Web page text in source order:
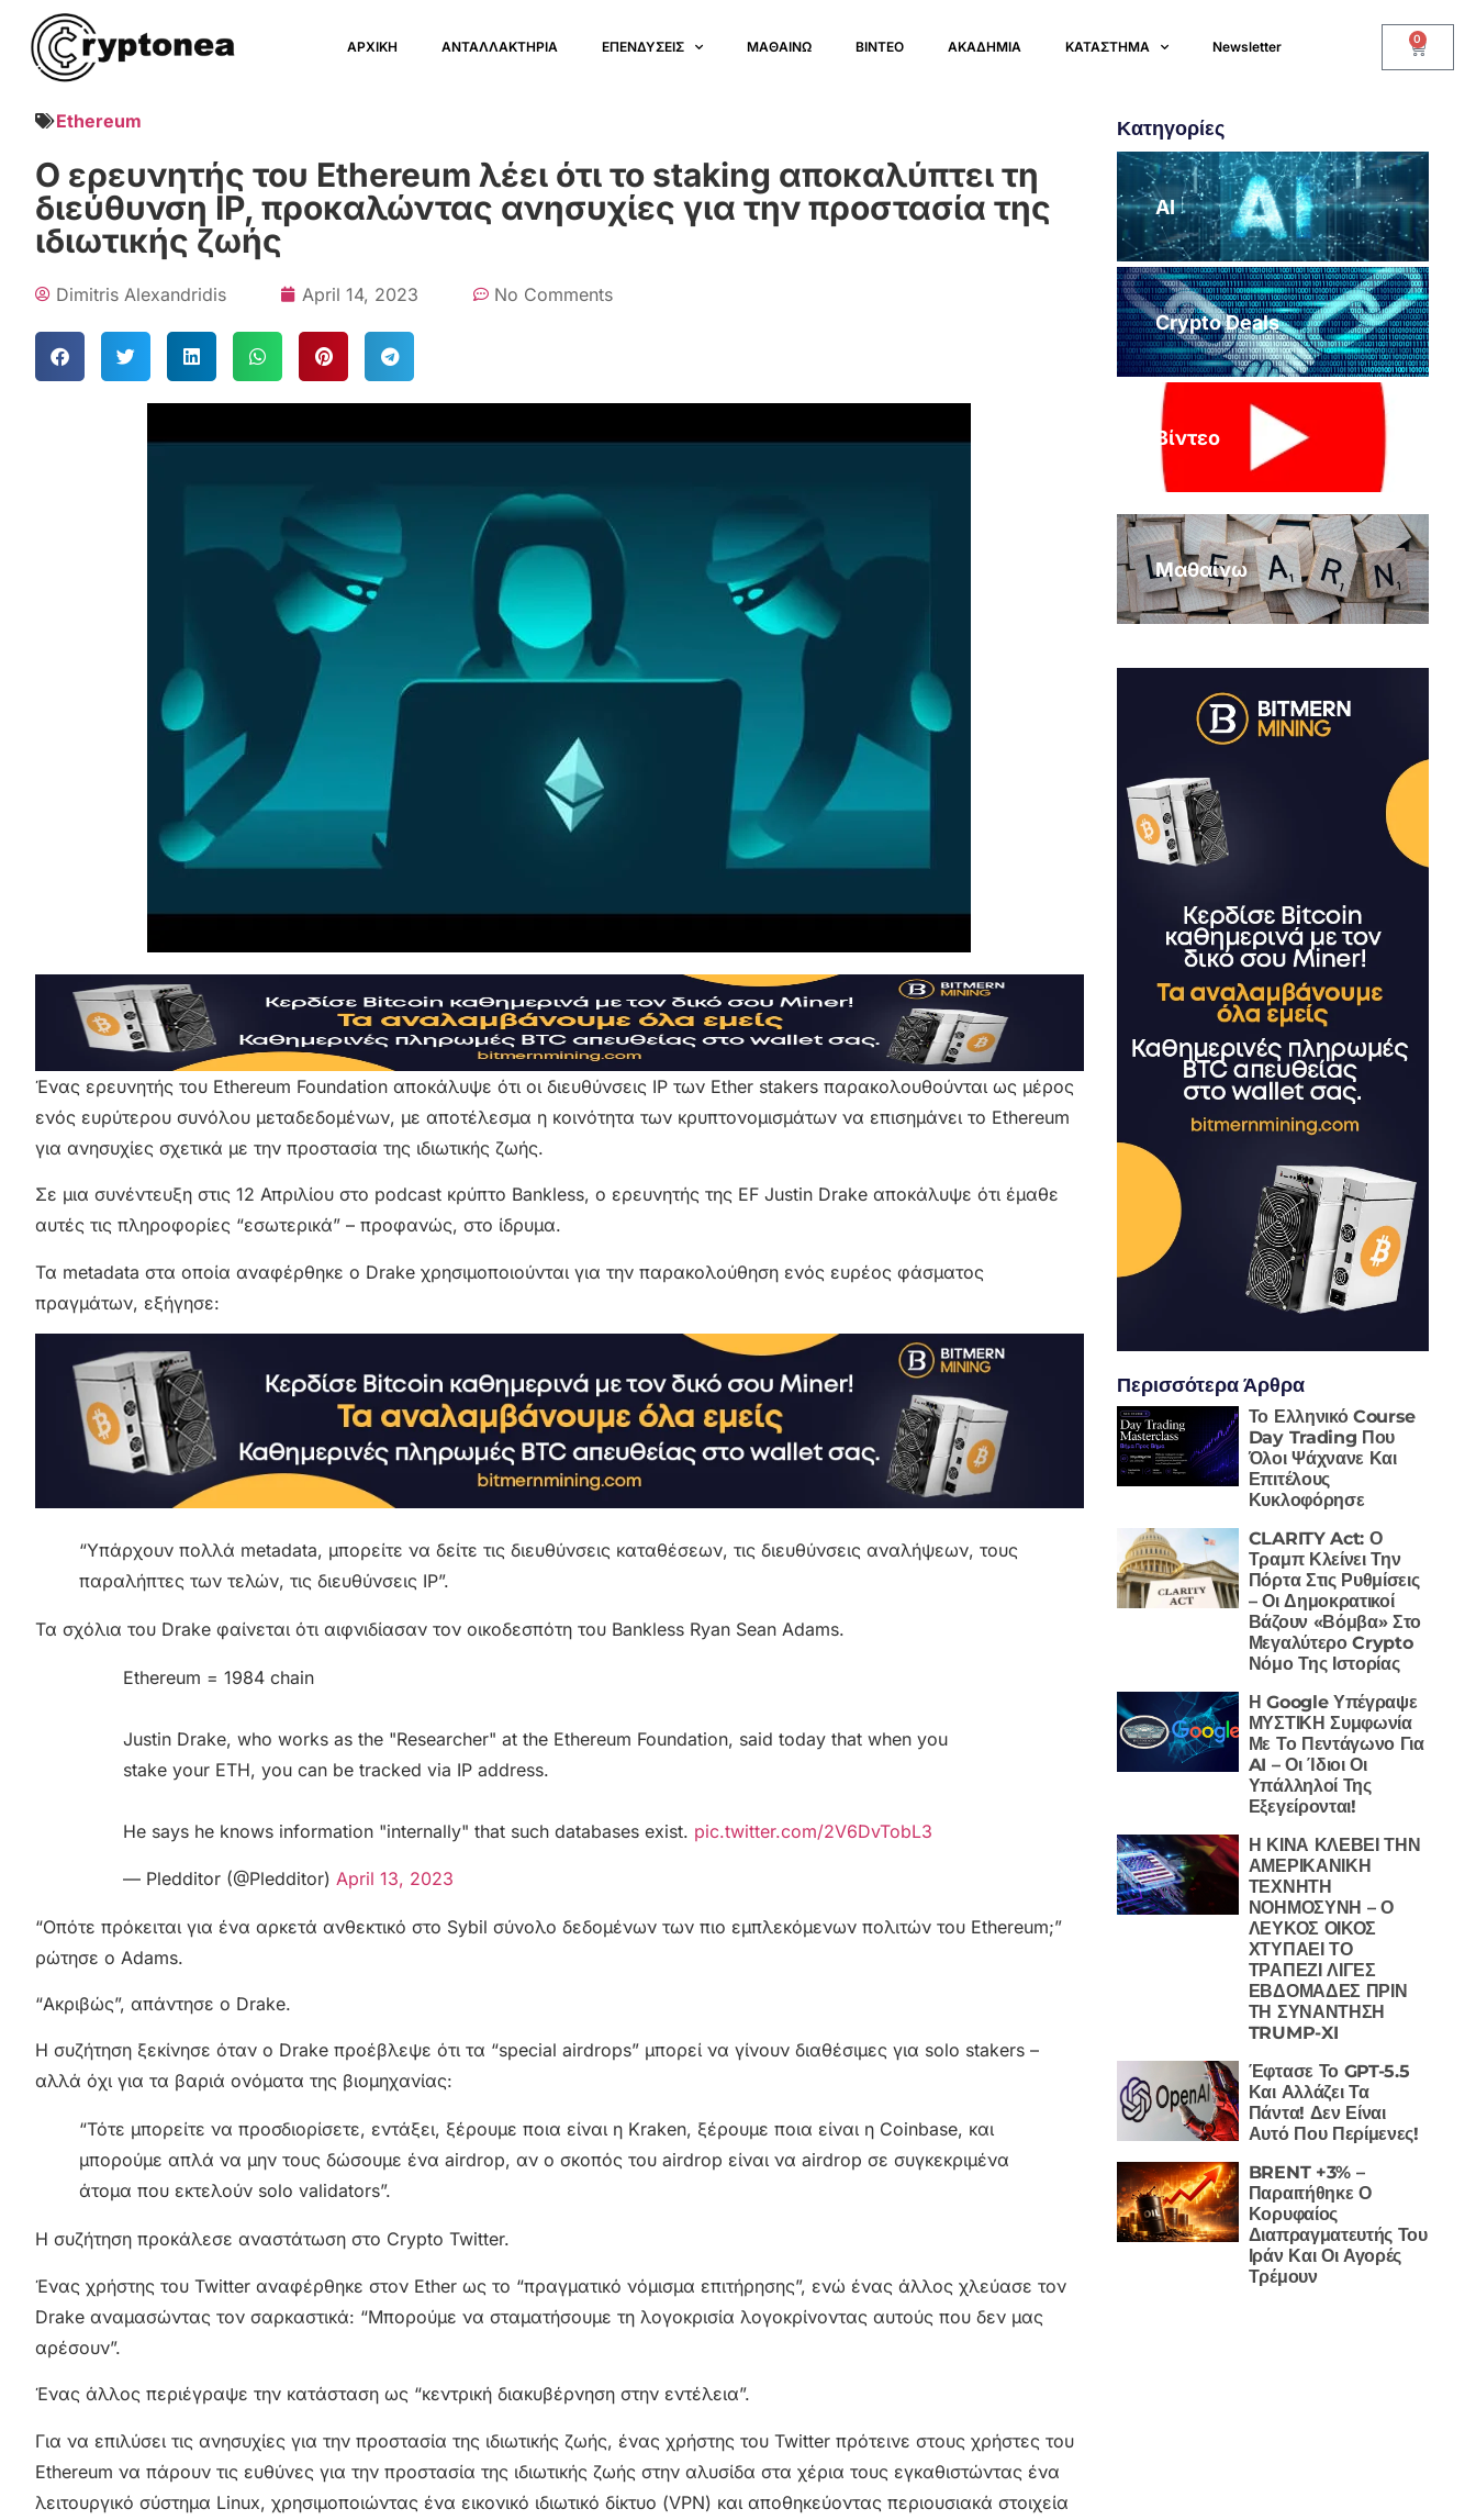
ΑΡΧΙΚΗ ΑΝΤΑΛΛΑΚΤΗΡΙΑ ΕΠΕΝΔΥΣΕΙΣ ΜΑΘΑΙΝΩ ΒΙΝΤΕΟ ΑΚΑΔΗΜΙΑ ΚΑΤΑΣΤΗΜΑ Newsletter 0
Ethereum
Ο ερευνητής του Ethereum λέει ότι το staking αποκαλύπτει τη
διεύθυνση IP, προκαλώντας ανησυχίες για την προστασία της
ιδιωτικής ζωής
Dimitris Alexandridis April 14, 2023 No Comments
Ένας ερευνητής του Ethereum Foundation αποκάλυψε ότι οι διευθύνσεις IP των Ether stakers παρακολουθούνται ως μέρος
ενός ευρύτερου συνόλου μεταδεδομένων, με αποτέλεσμα η κοινότητα των κρυπτονομισμάτων να επισημάνει το Ethereum
για ανησυχίες σχετικά με την προστασία της ιδιωτικής ζωής.
Σε μια συνέντευξη στις 12 Απριλίου στο podcast κρύπτο Bankless, ο ερευνητής της EF Justin Drake αποκάλυψε ότι έμαθε
αυτές τις πληροφορίες “εσωτερικά” – προφανώς, στο ίδρυμα.
Τα metadata στα οποία αναφέρθηκε ο Drake χρησιμοποιούνται για την παρακολούθηση ενός ευρέος φάσματος
πραγμάτων, εξήγησε:
“Υπάρχουν πολλά metadata, μπορείτε να δείτε τις διευθύνσεις καταθέσεων, τις διευθύνσεις αναλήψεων, τους
παραλήπτες των τελών, τις διευθύνσεις IP”.
Τα σχόλια του Drake φαίνεται ότι αιφνιδίασαν τον οικοδεσπότη του Bankless Ryan Sean Adams.
Ethereum = 1984 chain
Justin Drake, who works as the "Researcher" at the Ethereum Foundation, said today that when you
stake your ETH, you can be tracked via IP address.
He says he knows information "internally" that such databases exist. pic.twitter.com/2V6DvTobL3
— Pledditor (@Pledditor) April 13, 2023
“Οπότε πρόκειται για ένα αρκετά ανθεκτικό στο Sybil σύνολο δεδομένων των πιο εμπλεκόμενων πολιτών του Ethereum;”
ρώτησε ο Adams.
“Ακριβώς”, απάντησε ο Drake.
Η συζήτηση ξεκίνησε όταν ο Drake προέβλεψε ότι τα “special airdrops” μπορεί να γίνουν διαθέσιμες για solo stakers –
αλλά όχι για τα βαριά ονόματα της βιομηχανίας:
“Τότε μπορείτε να προσδιορίσετε, εντάξει, ξέρουμε ποια είναι η Kraken, ξέρουμε ποια είναι η Coinbase, και
μπορούμε απλά να μην τους δώσουμε ένα airdrop, αν ο σκοπός του airdrop είναι να airdrop σε συγκεκριμένα
άτομα που εκτελούν solo validators”.
Η συζήτηση προκάλεσε αναστάτωση στο Crypto Twitter.
Ένας χρήστης του Twitter αναφέρθηκε στον Ether ως το “πραγματικό νόμισμα επιτήρησης”, ενώ ένας άλλος χλεύασε τον
Drake αναμασώντας τον σαρκαστικά: “Μπορούμε να σταματήσουμε τη λογοκρισία λογοκρίνοντας αυτούς που δεν μας
αρέσουν”.
Ένας άλλος περιέγραψε την κατάσταση ως “κεντρική διακυβέρνηση στην εντέλεια”.
Για να επιλύσει τις ανησυχίες για την προστασία της ιδιωτικής ζωής, ένας χρήστης του Twitter πρότεινε στους χρήστες του
Ethereum να πάρουν τις ευθύνες για την προστασία της ιδιωτικής ζωής στην αλυσίδα στα χέρια τους εγκαθιστώντας ένα
λειτουργικό σύστημα Linux, χρησιμοποιώντας ένα εικονικό ιδιωτικό δίκτυο (VPN) και αποθηκεύοντας περιουσιακά στοιχεία
Κατηγορίες
AI
Crypto Deals
Βίντεο
Μαθαίνω
Περισσότερα Άρθρα
Το Ελληνικό Course
Day Trading Που
Όλοι Ψάχνανε Και
Επιτέλους
Κυκλοφόρησε
CLARITY Act: Ο
Τραμπ Κλείνει Την
Πόρτα Στις Ρυθμίσεις
– Οι Δημοκρατικοί
Βάζουν «Βόμβα» Στο
Μεγαλύτερο Crypto
Νόμο Της Ιστορίας
Η Google Υπέγραψε
ΜΥΣΤΙΚΗ Συμφωνία
Με Το Πεντάγωνο Για
AI – Οι Ίδιοι Οι
Υπάλληλοί Της
Εξεγείρονται!
Η ΚΙΝΑ ΚΛΕΒΕΙ ΤΗΝ
ΑΜΕΡΙΚΑΝΙΚΗ
ΤΕΧΝΗΤΗ
ΝΟΗΜΟΣΥΝΗ – Ο
ΛΕΥΚΟΣ ΟΙΚΟΣ
ΧΤΥΠΑΕΙ ΤΟ
ΤΡΑΠΕΖΙ ΛΙΓΕΣ
ΕΒΔΟΜΑΔΕΣ ΠΡΙΝ
ΤΗ ΣΥΝΑΝΤΗΣΗ
TRUMP-XI
Έφτασε Το GPT-5.5
Και Αλλάζει Τα
Πάντα! Δεν Είναι
Αυτό Που Περίμενες!
BRENT +3% –
Παραιτήθηκε Ο
Κορυφαίος
Διαπραγματευτής Του
Ιράν Και Οι Αγορές
Τρέμουν